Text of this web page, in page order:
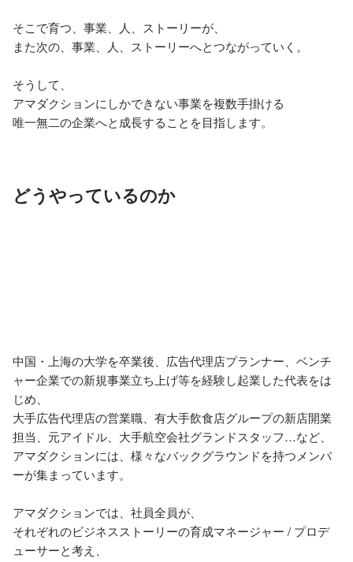
そこで育つ、事業、人、ストーリーが、
また次の、事業、人、ストーリーへとつながっていく。
そうして、
アマダクションにしかできない事業を複数手掛ける
唯一無二の企業へと成長することを目指します。
どうやっているのか
中国・上海の大学を卒業後、広告代理店プランナー、ベンチ
ャー企業での新規事業立ち上げ等を経験し起業した代表をは
じめ、
大手広告代理店の営業職、有大手飲食店グループの新店開業
担当、元アイドル、大手航空会社グランドスタッフ…など、
アマダクションには、様々なバックグラウンドを持つメンバ
ーが集まっています。
アマダクションでは、社員全員が、
それぞれのビジネスストーリーの育成マネージャー / プロデ
ューサーと考え、